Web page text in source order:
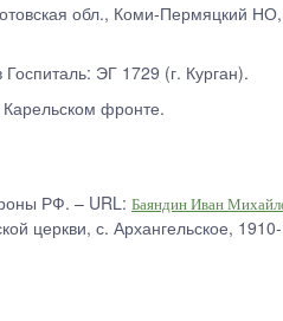
обл., Коми-Пермяцкий
ЭГ 1729 (г. Курган).
фронте.
РФ. – URL: Баяндин Иван
церкви, с. Архангельское,